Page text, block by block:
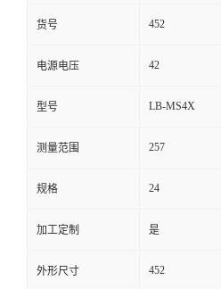
货号 452
电源电压 42
型号 LB-MS4X
测量范围 257
规格 24
加工定制 是
外形尺寸 452